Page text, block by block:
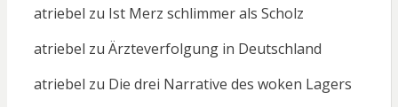
atriebel zu Ist Merz schlimmer als Scholz
atriebel zu Ärzteverfolgung in Deutschland
atriebel zu Die drei Narrative des woken Lagers